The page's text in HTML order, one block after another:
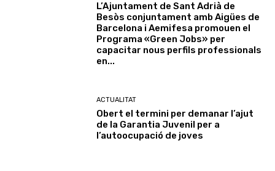
L’Ajuntament de Sant Adrià de
Besòs conjuntament amb Aigües de
Barcelona i Aemifesa promouen el
Programa «Green Jobs» per
capacitar nous perfils professionals
en...
ACTUALITAT
Obert el termini per demanar l’ajut
de la Garantia Juvenil per a
l’autoocupació de joves